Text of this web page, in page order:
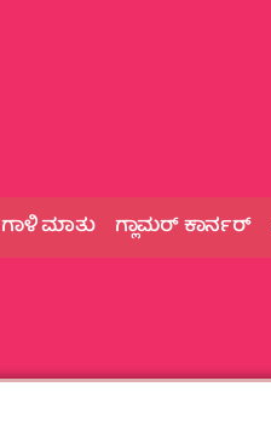
ಗಾಳಿ ಮಾತು ಗ್ಲಾಮರ್‌ ಕಾರ್ನರ್